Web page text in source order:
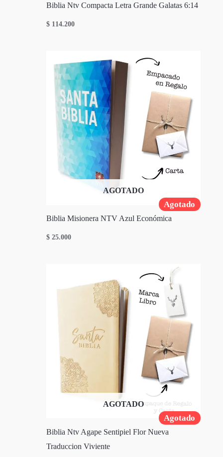
Biblia Ntv Compacta Letra Grande Galatas 6:14
$ 114.200
Agotado
AGOTADO
Biblia Misionera NTV Azul Económica
$ 25.000
Agotado
AGOTADO
Biblia Ntv Agape Sentipiel Flor Nueva
Traduccion Viviente